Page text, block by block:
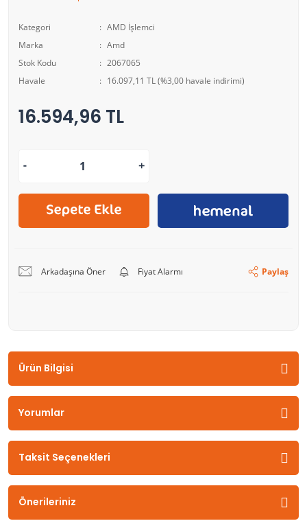
Kategori
AMD İşlemci
Marka
Amd
Stok Kodu
2067065
Havale
16.097,11 TL (%3,00 havale indirimi)
16.594,96 TL
Arkadaşına Öner Fiyat Alarmı Paylaş
Ürün Bilgisi
Yorumlar
Taksit Seçenekleri
Önerileriniz